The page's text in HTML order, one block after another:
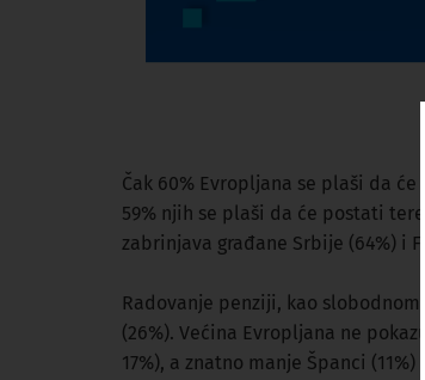
Čak 60% Evropljana se plaši da
59% njih se plaši da će postati
zabrinjava građane Srbije (64%) i
Radovanje penziji, kao
(26%). Većina Evropljana ne
17%), a znatno manje Španci (11%)